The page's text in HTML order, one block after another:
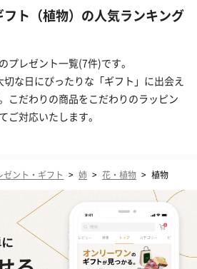
ト（植物）の人気ランキング
プレゼント一覧(7件)です。
切な日にぴったりな「ギフト」に出会え
こだわりの商品をこだわりのラッピン
ご対応いたします。
ント・ギフト > 姉 > 花・植物 > 植物